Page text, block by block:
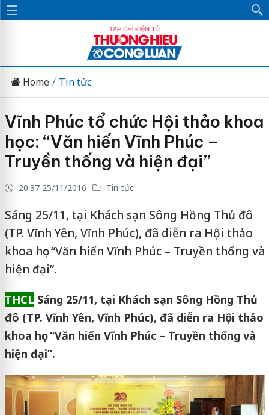
Home Tin tức
Vĩnh Phúc tổ chức Hội thảo khoa
học: “Văn hiến Vĩnh Phúc –
Truyền thống và hiện đại”
20:37 25/11/2016 Tin tức
Sáng 25/11, tại Khách sạn Sông Hồng Thủ đô
(TP. Vĩnh Yên, Vĩnh Phúc), đã diễn ra Hội thảo
khoa học “Văn hiến Vĩnh Phúc – Truyền thống và
hiện đại”.
THCL Sáng 25/11, tại Khách sạn Sông Hồng Thủ
đô (TP. Vĩnh Yên, Vĩnh Phúc), đã diễn ra Hội thảo
khoa học “Văn hiến Vĩnh Phúc – Truyền thống và
hiện đại”.